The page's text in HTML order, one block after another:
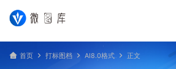
首页 打标图档 AI8.0格式 正文